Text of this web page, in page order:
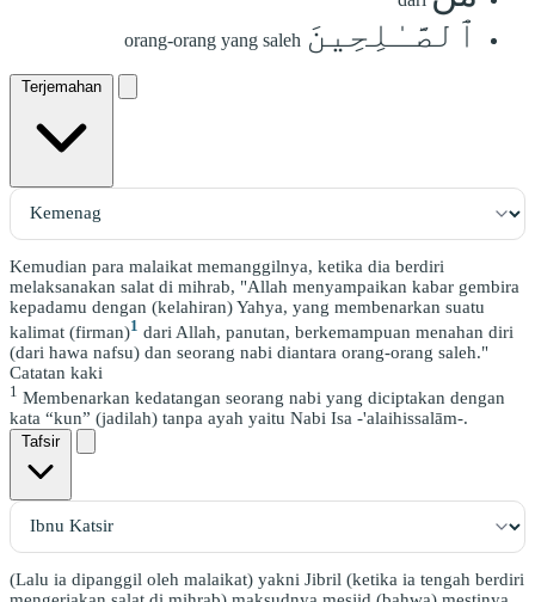
ٱلصَّـٰلِحِينَ orang-orang yang saleh
Terjemahan
Kemudian para malaikat memanggilnya, ketika dia berdiri
melaksanakan salat di mihrab, "Allah menyampaikan kabar gembira
kepadamu dengan (kelahiran) Yahya, yang membenarkan suatu
kalimat (firman)1 dari Allah, panutan, berkemampuan menahan diri
(dari hawa nafsu) dan seorang nabi diantara orang-orang saleh."
Catatan kaki
1 Membenarkan kedatangan seorang nabi yang diciptakan dengan
kata “kun” (jadilah) tanpa ayah yaitu Nabi Isa -'alaihissalām-.
Tafsir
(Lalu ia dipanggil oleh malaikat) yakni Jibril (ketika ia tengah berdiri